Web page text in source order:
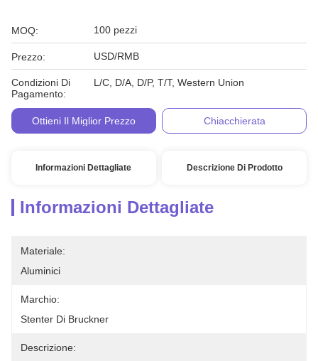
MOQ: 100 pezzi
Prezzo: USD/RMB
Condizioni Di
Pagamento:
L/C, D/A, D/P, T/T, Western Union
Ottieni Il Miglior Prezzo Chiacchierata
Informazioni Dettagliate Descrizione Di Prodotto
Informazioni Dettagliate
Materiale:
Aluminici
Marchio:
Stenter Di Bruckner
Descrizione: